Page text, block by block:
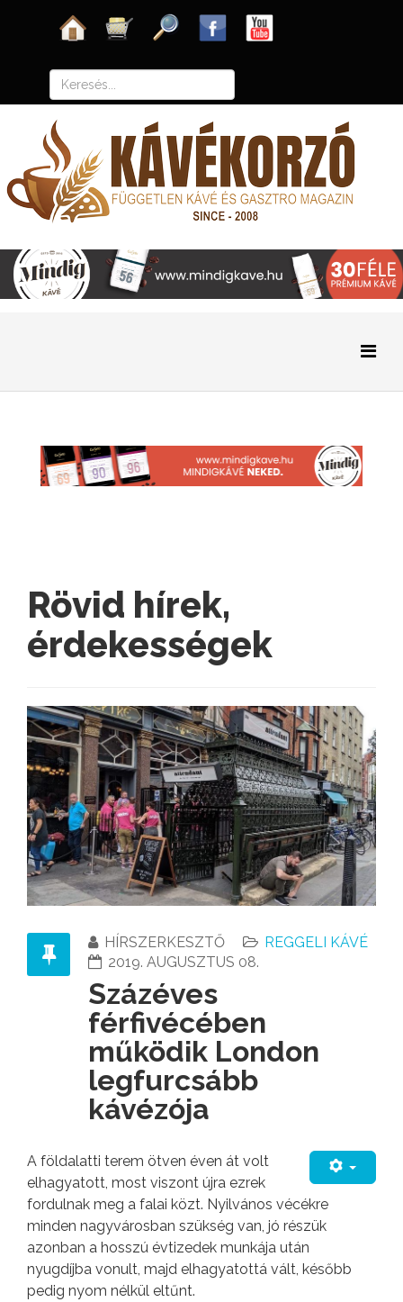
Rövid hírek,
érdekességek
HÍRSZERKESZTŐ
REGGELI KÁVÉ
2019. AUGUSZTUS 08.
Százéves
férfivécében
működik London
legfurcsább
kávézója
A földalatti terem ötven éven át volt
elhagyatott, most viszont újra ezrek
fordulnak meg a falai közt. Nyilvános vécékre
minden nagyvárosban szükség van, jó részük
azonban a hosszú évtizedek munkája után
nyugdíjba vonult, majd elhagyatottá vált, később
pedig nyom nélkül eltűnt.